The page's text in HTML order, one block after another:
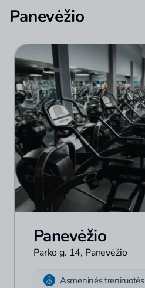
Panevėžio
Panevėžio
Parko g. 14, Panevėžio
Asmeninės treniruotės